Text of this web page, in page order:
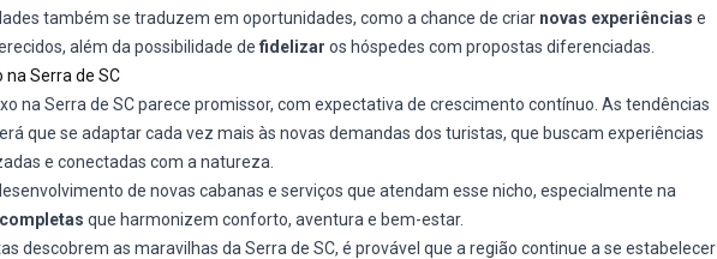
também se traduzem em oportunidades, como a chance de criar novas experiências e
além da possibilidade de fidelizar os hóspedes com propostas diferenciadas.
na Serra de SC
na Serra de SC parece promissor, com expectativa de crescimento contínuo. As tendências
que se adaptar cada vez mais às novas demandas dos turistas, que buscam experiências
e conectadas com a natureza.
de novas cabanas e serviços que atendam esse nicho, especialmente na
que harmonizem conforto, aventura e bem-estar.
descobrem as maravilhas da Serra de SC, é provável que a região continue a se estabelecer